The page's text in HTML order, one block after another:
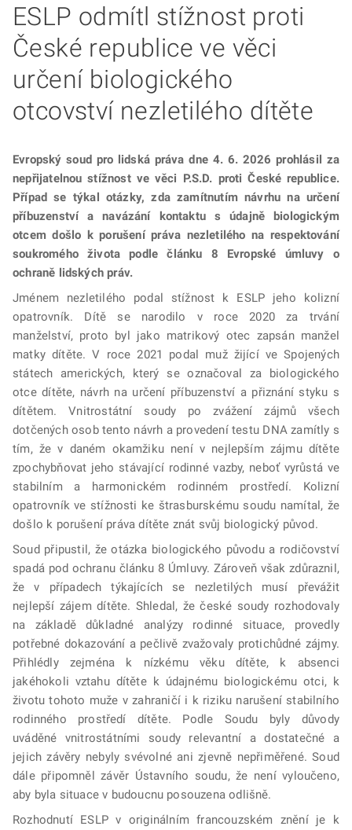
ESLP odmítl stížnost proti
České republice ve věci
určení biologického
otcovství nezletilého dítěte
Evropský soud pro lidská práva dne 4. 6. 2026 prohlásil za
nepřijatelnou stížnost ve věci P.S.D. proti České republice.
Případ se týkal otázky, zda zamítnutím návrhu na určení
příbuzenství a navázání kontaktu s údajně biologickým
otcem došlo k porušení práva nezletilého na respektování
soukromého života podle článku 8 Evropské úmluvy o
ochraně lidských práv.
Jménem nezletilého podal stížnost k ESLP jeho kolizní
opatrovník. Dítě se narodilo v roce 2020 za trvání
manželství, proto byl jako matrikový otec zapsán manžel
matky dítěte. V roce 2021 podal muž žijící ve Spojených
státech amerických, který se označoval za biologického
otce dítěte, návrh na určení příbuzenství a přiznání styku s
dítětem. Vnitrostátní soudy po zvážení zájmů všech
dotčených osob tento návrh a provedení testu DNA zamítly s
tím, že v daném okamžiku není v nejlepším zájmu dítěte
zpochybňovat jeho stávající rodinné vazby, neboť vyrůstá ve
stabilním a harmonickém rodinném prostředí. Kolizní
opatrovník ve stížnosti ke štrasburskému soudu namítal, že
došlo k porušení práva dítěte znát svůj biologický původ.
Soud připustil, že otázka biologického původu a rodičovství
spadá pod ochranu článku 8 Úmluvy. Zároveň však zdůraznil,
že v případech týkajících se nezletilých musí převážit
nejlepší zájem dítěte. Shledal, že české soudy rozhodovaly
na základě důkladné analýzy rodinné situace, provedly
potřebné dokazování a pečlivě zvažovaly protichůdné zájmy.
Přihlédly zejména k nízkému věku dítěte, k absenci
jakéhokoli vztahu dítěte k údajnému biologickému otci, k
životu tohoto muže v zahraničí i k riziku narušení stabilního
rodinného prostředí dítěte. Podle Soudu byly důvody
uváděné vnitrostátními soudy relevantní a dostatečné a
jejich závěry nebyly svévolné ani zjevně nepřiměřené. Soud
dále připomněl závěr Ústavního soudu, že není vyloučeno,
aby byla situace v budoucnu posouzena odlišně.
Rozhodnutí ESLP v originálním francouzském znění je k